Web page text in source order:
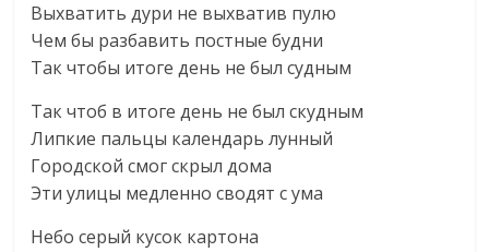
Выхватить дури не выхватив пулю
Чем бы разбавить постные будни
Так чтобы итоге день не был судным
Так чтоб в итоге день не был скудным
Липкие пальцы календарь лунный
Городской смог скрыл дома
Эти улицы медленно сводят с ума
Небо серый кусок картона